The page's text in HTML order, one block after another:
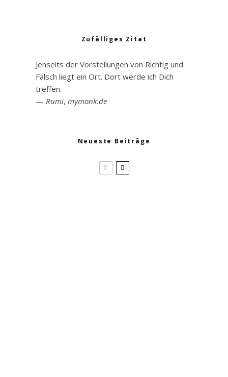
Zufälliges Zitat
Jenseits der Vorstellungen von Richtig und
Falsch liegt ein Ort. Dort werde ich Dich
treffen.
— Rumi, mymonk.de
Neueste Beiträge